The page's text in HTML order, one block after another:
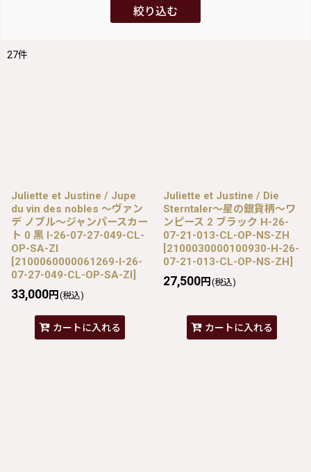
絞り込む
27件
Juliette et Justine / Jupe
du vin des nobles 〜ヴァン
デ ノブル〜ジャンパースカー
ト 0 黒 I-26-07-27-049-CL-
OP-SA-ZI
[2100060000061269-I-26-
07-27-049-CL-OP-SA-ZI]
33,000円 (税込)
カートに入れる
Juliette et Justine / Die
Sterntaler〜星の銀貨柄〜ワ
ンピース 2 ブラック H-26-
07-21-013-CL-OP-NS-ZH
[2100030000100930-H-26-
07-21-013-CL-OP-NS-ZH]
27,500円 (税込)
カートに入れる